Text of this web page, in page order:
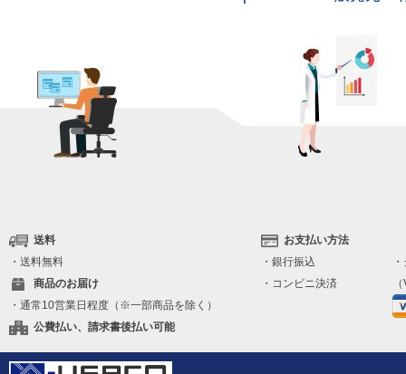
送料
・送料無料
商品のお届け
・通常10営業日程度（※一部商品を除く）
公費払い、請求書後払い可能
お支払い方法
・銀行振込
・コンビニ決済